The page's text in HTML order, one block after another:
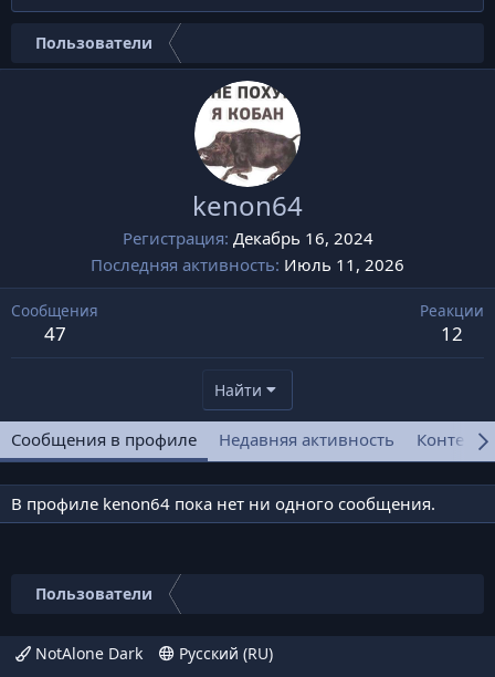
Пользователи
kenon64
Регистрация Декабрь 16, 2024
Последняя активность Июль 11, 2026
Сообщения
47
Реакции
12
Найти
Сообщения в профиле Недавняя активность Контент
В профиле kenon64 пока нет ни одного сообщения.
Пользователи
NotAlone Dark
Русский (RU)